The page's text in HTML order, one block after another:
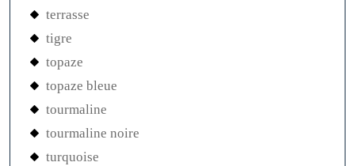
terrasse
tigre
topaze
topaze bleue
tourmaline
tourmaline noire
turquoise